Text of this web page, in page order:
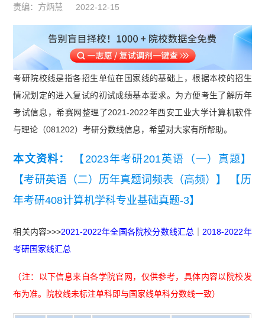
责编：方炳慧 2022-12-15
考研院校线是指各招生单位在国家线的基础上，根据本校的招生
情况划定的进入复试的初试成绩基本要求。为方便考生了解历年
考试信息，希赛网整理了2021-2022年西安工业大学计算机软件
与理论（081202）考研分数线信息，希望对大家有所帮助。
本文资料：
【2023年考研201英语（一）真题】
【考研英语（二）历年真题词频表（高频）】
【历
年考研408计算机学科专业基础真题-3】
相关内容>>>2021-2022年全国各院校分数线汇总
2018-2022年
考研国家线汇总
（注：以下信息来自各学院官网，仅供参考，具体内容以院校发
布为准。院校线未标注单科即与国家线单科分数线一致）